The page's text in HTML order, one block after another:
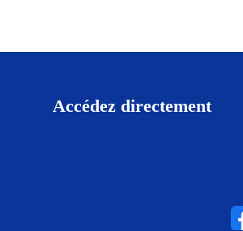
Accédez directement